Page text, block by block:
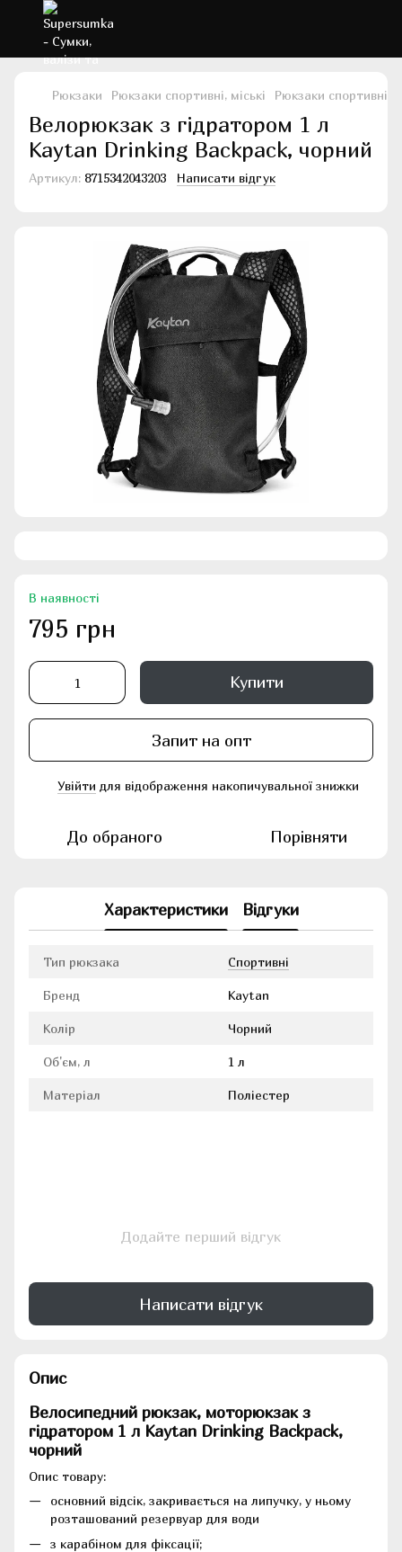
Рюкзаки Рюкзаки спортивні, міські Рюкзаки спортивні,
Велорюкзак з гідратором 1 л
Kaytan Drinking Backpack, чорний
Артикул: 8715342043203 Написати відгук
В наявності
795 грн
Купити
Запит на опт
Увійти для відображення накопичувальної знижки
До обраного Порівняти
Характеристики Відгуки
Тип рюкзака Cпортивні
Бренд Kaytan
Колір Чорний
Об'єм, л 1 л
Матеріал Поліестер
Додайте перший відгук
Написати відгук
Опис
Велосипедний рюкзак, моторюкзак з
гідратором 1 л Kaytan Drinking Backpack,
чорний
Опис товару:
основний відсік, закривається на липучку, у ньому
розташований резервуар для води
з карабіном для фіксації;